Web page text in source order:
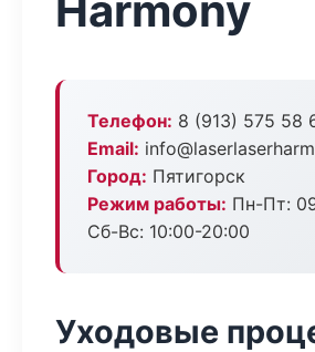
Телефон: 8 (913) 575 58
Email:
Город: Пятигорск
Режим работы: Пн-Пт:
Сб-Вс: 10:00-20:00
Уходовые